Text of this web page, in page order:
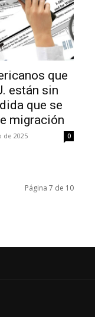
que
están sin
que se
migración
de 2025 0
Página 7 de 10